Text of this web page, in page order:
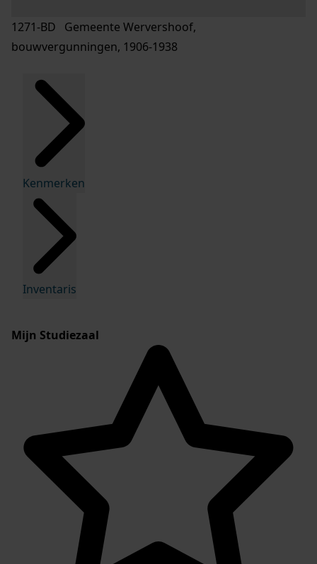
1271-BD Gemeente Wervershoof,
bouwvergunningen, 1906-1938
Kenmerken
Inventaris
Mijn Studiezaal